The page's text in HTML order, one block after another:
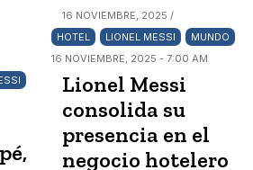
16 NOVIEMBRE, 2025 /
HOTEL
LIONEL MESSI
MUNDO
16 NOVIEMBRE, 2025 - 7:00 AM
Lionel Messi
consolida su
presencia en el
negocio hotelero